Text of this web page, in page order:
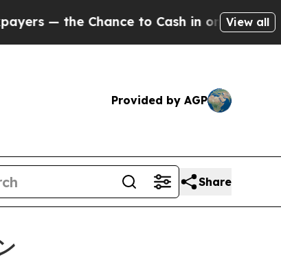
to Cash in on Publicly Owned oilFive
View all
Provided by AGP
Share